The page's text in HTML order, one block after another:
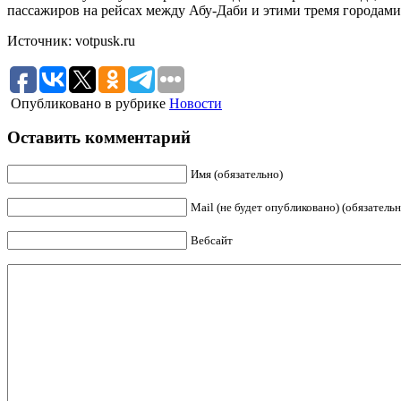
пассажиров на рейсах между Абу-Даби и этими тремя
Источник: votpusk.ru
Опубликовано в рубрике Новости
Оставить комментарий
Имя (обязательно)
Mail (не будет опубликовано)
Вебсайт